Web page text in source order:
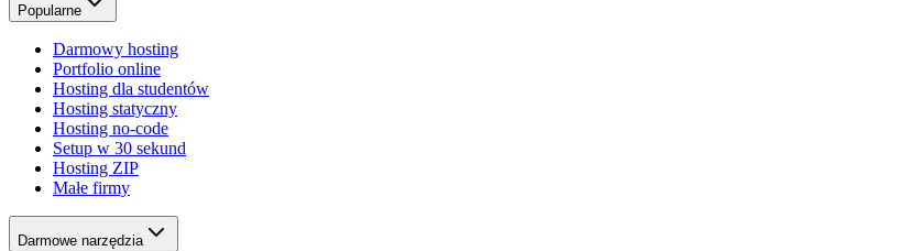
Popularne
Darmowy hosting
Portfolio online
Hosting dla studentów
Hosting statyczny
Hosting no-code
Setup w 30 sekund
Hosting ZIP
Małe firmy
Darmowe narzędzia